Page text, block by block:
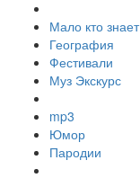
Мало кто знает
География
Фестивали
Муз Экскурс
mp3
Юмор
Пародии